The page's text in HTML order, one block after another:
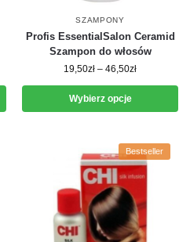
SZAMPONY
Profis EssentialSalon Ceramid
Szampon do włosów
19,50zł – 46,50zł
Wybierz opcje
Bestseller